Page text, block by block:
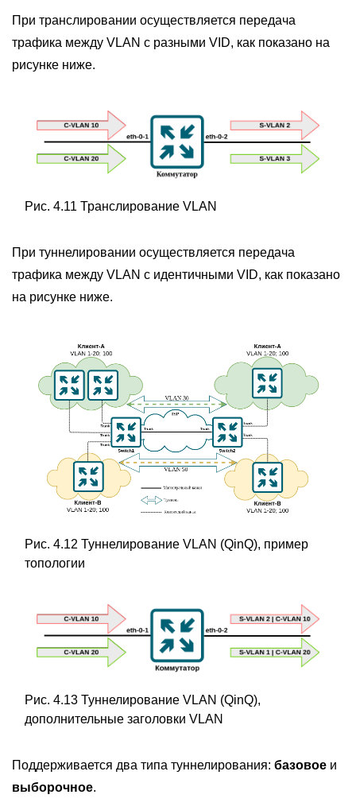
При транслировании осуществляется передача
трафика между VLAN с разными VID, как показано на
рисунке ниже.
Рис. 4.11 Транслирование VLAN
При туннелировании осуществляется передача
трафика между VLAN с идентичными VID, как показано
на рисунке ниже.
Рис. 4.12 Туннелирование VLAN (QinQ), пример
топологии
Рис. 4.13 Туннелирование VLAN (QinQ),
дополнительные заголовки VLAN
Поддерживается два типа туннелирования: базовое и
выборочное.